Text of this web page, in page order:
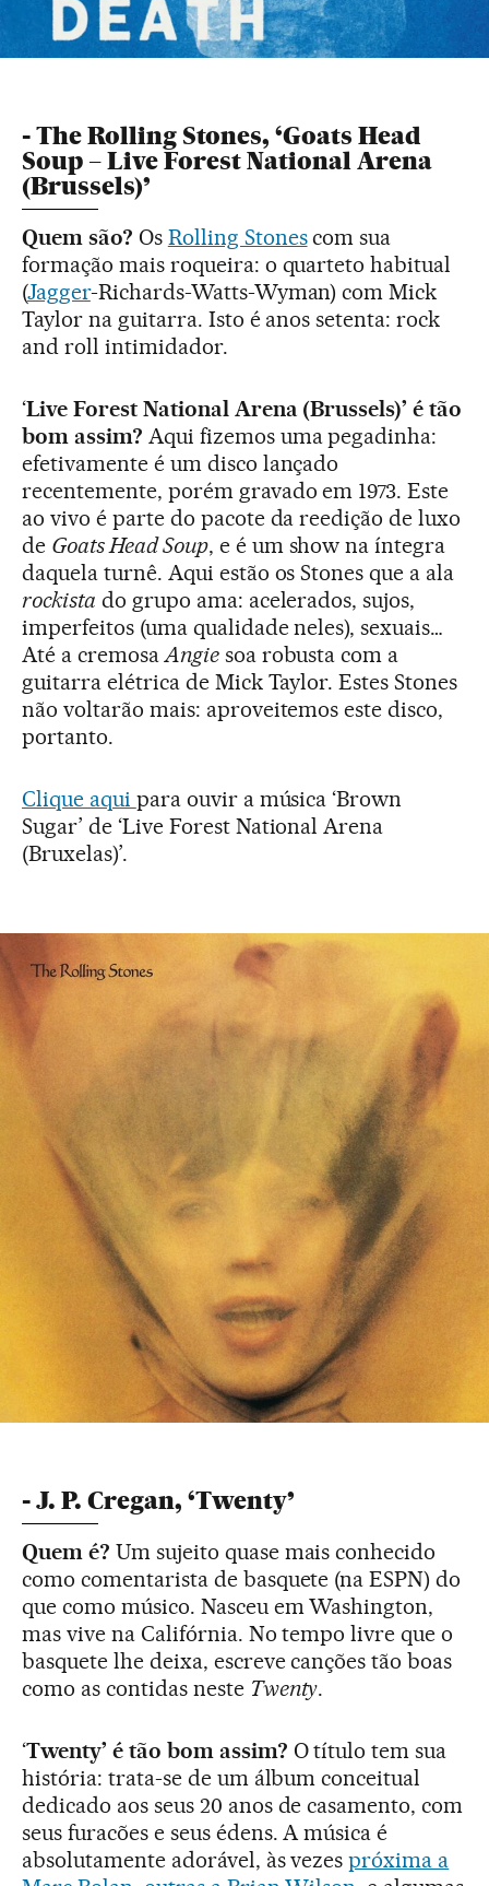
- The Rolling Stones, ‘Goats Head
Soup – Live Forest National Arena
(Brussels)’
Quem são? Os Rolling Stonescom sua
formação mais roqueira: o quarteto habitual
(Jagger-Richards-Watts-Wyman) com Mick
Taylor na guitarra. Isto é anos setenta: rock
and roll intimidador.
‘Live Forest National Arena (Brussels)’ é tão
bom assim? Aqui fizemos uma pegadinha:
efetivamente é um disco lançado
recentemente, porém gravado em 1973. Este
ao vivo é parte do pacote da reedição de luxo
de Goats Head Soup, e é um show na íntegra
daquela turnê. Aqui estão os Stones que a ala
rockista do grupo ama: acelerados, sujos,
imperfeitos (uma qualidade neles), sexuais…
Até a cremosaAngiesoa robusta com a
guitarra elétrica de Mick Taylor. Estes Stones
não voltarão mais: aproveitemos este disco,
portanto.
Clique aqui para ouvir a música ‘Brown
Sugar’ de ‘Live Forest National Arena
(Bruxelas)’.
- J. P. Cregan, ‘Twenty’
Quem é? Um sujeito quase mais conhecido
como comentarista de basquete (na ESPN) do
que como músico. Nasceu em Washington,
mas vive na Califórnia. No tempo livre que o
basquete lhe deixa, escreve canções tão boas
como as contidas neste Twenty.
‘Twenty’ é tão bom assim? O título tem sua
história: trata-se de um álbum conceitual
dedicado aos seus 20 anos de casamento, com
seus furacões e seus édens. A música é
absolutamente adorável, às vezespróxima a